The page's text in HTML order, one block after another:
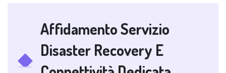
Affidamento Servizio
Disaster Recovery E